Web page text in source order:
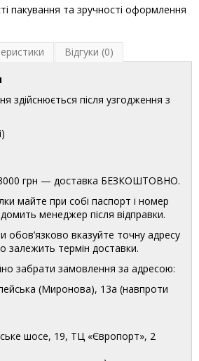
пакування та зручності оформлення
Відгуки (0)
здійснюється після узгодження з
3000 грн — доставка БЕЗКОШТОВНО.
майте при собі паспорт і номер
менеджер після відправки.
обов’язково вказуйте точну адресу
залежить термін доставки.
забрати замовлення за адресою:
(Миронова), 13а (навпроти
шосе, 19, ТЦ «Європорт», 2